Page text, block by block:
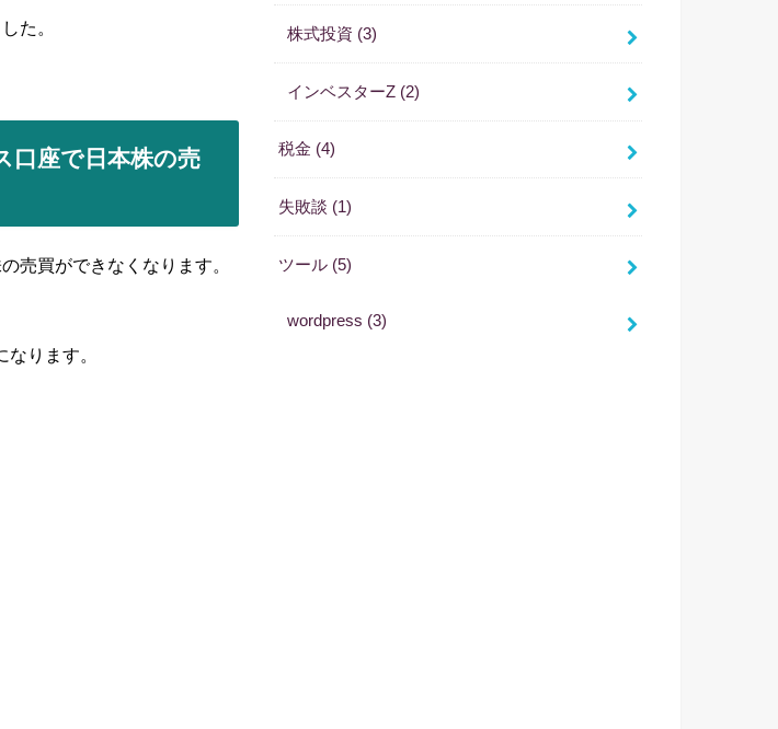
た。
口座で日本株の売
売買ができなくなります。
ります。
株式投資 (3)
インベスターZ (2)
税金 (4)
失敗談 (1)
ツール (5)
wordpress (3)